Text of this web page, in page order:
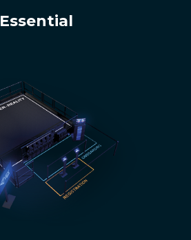
Essential